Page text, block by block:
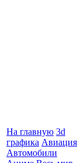
На главную 3d
графика Авиация
Автомобили